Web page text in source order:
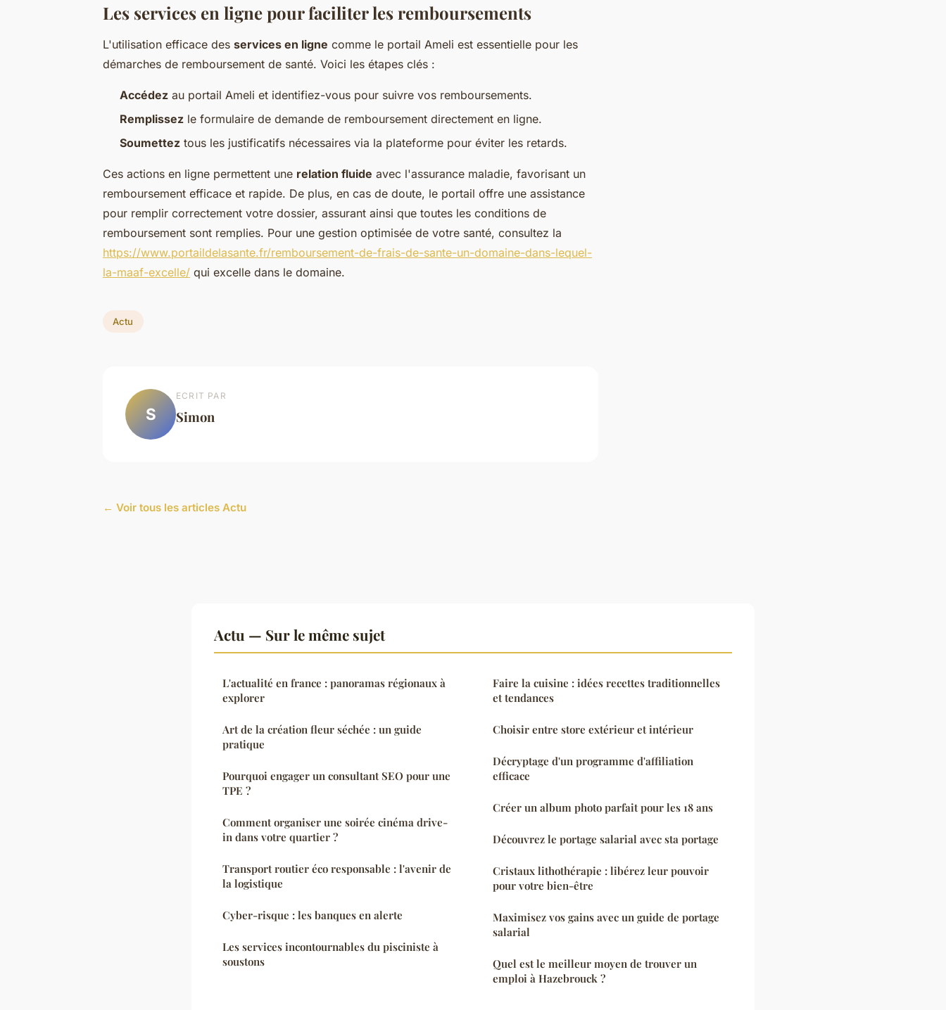
Les services en ligne pour faciliter les remboursements
L'utilisation efficace des services en ligne comme le portail Ameli est essentielle pour les
démarches de remboursement de santé. Voici les étapes clés :
Accédez au portail Ameli et identifiez-vous pour suivre vos remboursements.
Remplissez le formulaire de demande de remboursement directement en ligne.
Soumettez tous les justificatifs nécessaires via la plateforme pour éviter les retards.
Ces actions en ligne permettent une relation fluide avec l'assurance maladie, favorisant un
remboursement efficace et rapide. De plus, en cas de doute, le portail offre une assistance
pour remplir correctement votre dossier, assurant ainsi que toutes les conditions de
remboursement sont remplies. Pour une gestion optimisée de votre santé, consultez la
https://www.portaildelasante.fr/remboursement-de-frais-de-sante-un-domaine-dans-lequel-
la-maaf-excelle/ qui excelle dans le domaine.
Actu
S
ECRIT PAR
Simon
← Voir tous les articles Actu
Actu — Sur le même sujet
L'actualité en france : panoramas régionaux à
explorer
Art de la création fleur séchée : un guide
pratique
Pourquoi engager un consultant SEO pour une
TPE ?
Comment organiser une soirée cinéma drive-
in dans votre quartier ?
Transport routier éco responsable : l'avenir de
la logistique
Cyber-risque : les banques en alerte
Les services incontournables du pisciniste à
soustons
Faire la cuisine : idées recettes traditionnelles
et tendances
Choisir entre store extérieur et intérieur
Décryptage d'un programme d'affiliation
efficace
Créer un album photo parfait pour les 18 ans
Découvrez le portage salarial avec sta portage
Cristaux lithothérapie : libérez leur pouvoir
pour votre bien-être
Maximisez vos gains avec un guide de portage
salarial
Quel est le meilleur moyen de trouver un
emploi à Hazebrouck ?